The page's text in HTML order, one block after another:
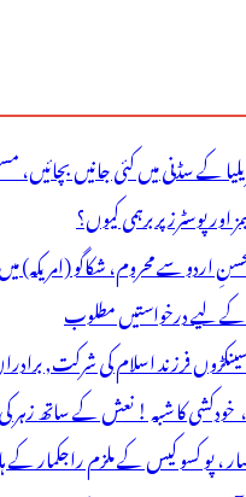
کے سڈنی میں کئی جانیں
پر برہمی کیوں؟
اردو سے محروم، شکاگو (امریکہ)
کے لیے درخواستیں مطلوب
فرزند اسلام کی شرکت,
ہاتھوں 6 افراد بشمول 2 معصوم بچے کے قتل کی